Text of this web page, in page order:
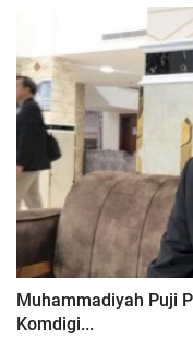
Muhammadiyah Puji
Komdigi...